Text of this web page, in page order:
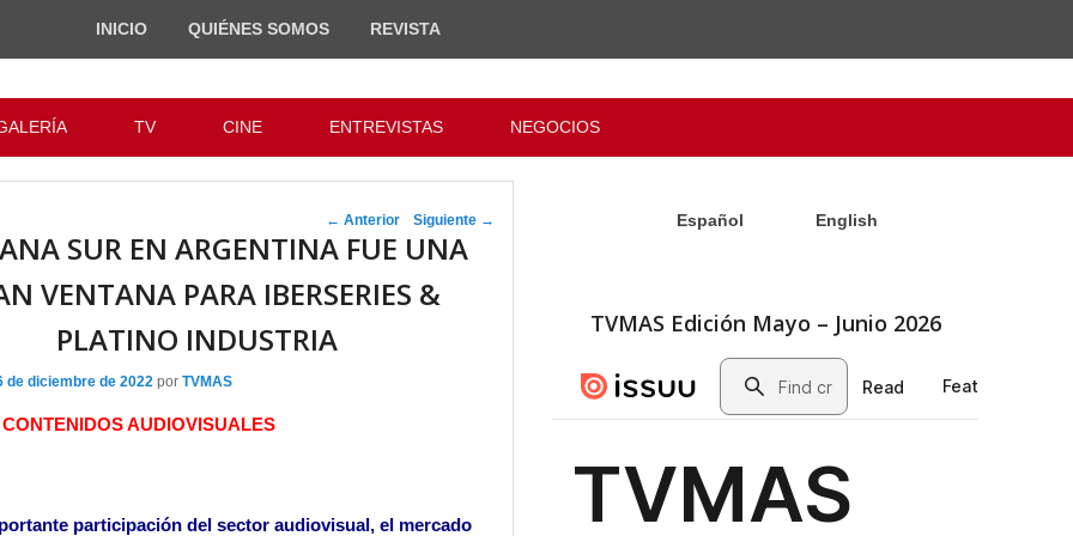
INICIO QUIÉNES SOMOS REVISTA
TV CINE ENTREVISTAS NEGOCIOS
Navegador de
artículos
← Anterior Siguiente →
SUR EN ARGENTINA FUE UNA
VENTANA PARA IBERSERIES &
PLATINO INDUSTRIA
de diciembre de 2022 por TVMAS
AUDIOVISUALES
participación del sector audiovisual, el mercado
Español English
TVMAS Edición Mayo – Junio 2026